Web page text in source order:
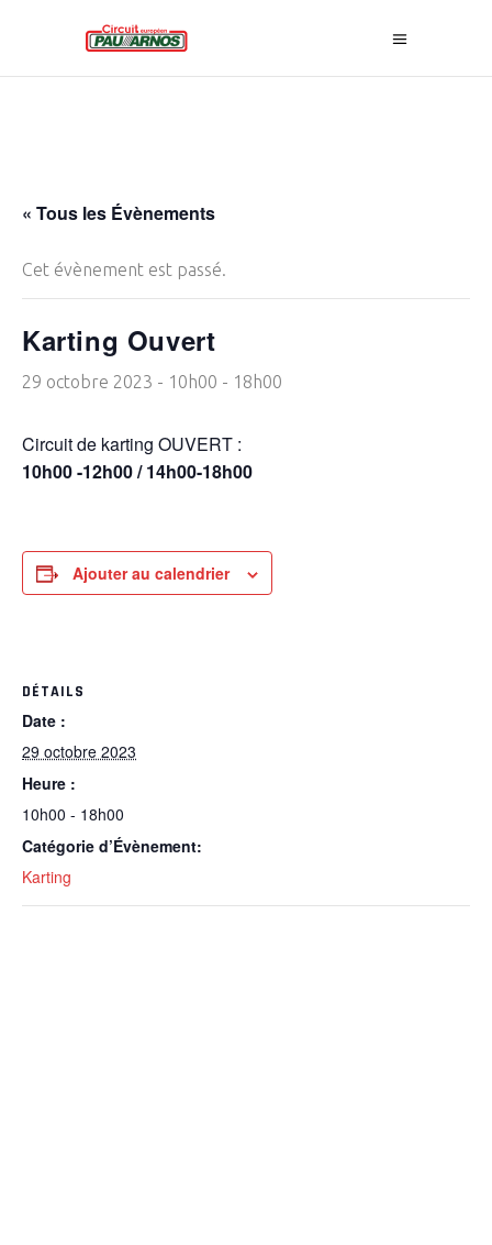
« Tous les Évènements
Cet évènement est passé.
Karting Ouvert
29 octobre 2023 - 10h00 - 18h00
Circuit de karting OUVERT :
10h00 -12h00 / 14h00-18h00
Ajouter au calendrier
DÉTAILS
Date :
29 octobre 2023
Heure :
10h00 - 18h00
Catégorie d’Évènement:
Karting